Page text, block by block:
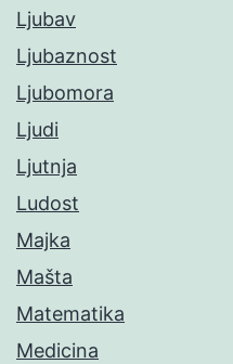
Ljubav
Ljubaznost
Ljubomora
Ljudi
Ljutnja
Ludost
Majka
Mašta
Matematika
Medicina